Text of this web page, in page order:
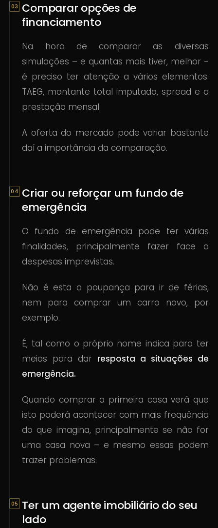
Comparar opções de
financiamento
Na hora de comparar as diversas
simulações – e quantas mais tiver, melhor -
é preciso ter atenção a vários elementos:
TAEG, montante total imputado, spread e a
prestação mensal.
A oferta do mercado pode variar bastante
daí a importância da comparação.
Criar ou reforçar um fundo de
emergência
O fundo de emergência pode ter várias
finalidades, principalmente fazer face a
despesas imprevistas.
Não é esta a poupança para ir de férias,
nem para comprar um carro novo, por
exemplo.
É, tal como o próprio nome indica para ter
meios para dar resposta a situações de
emergência.
Quando comprar a primeira casa verá que
isto poderá acontecer com mais frequência
do que imagina, principalmente se não for
uma casa nova – e mesmo essas podem
trazer problemas.
Ter um agente imobiliário do seu
lado